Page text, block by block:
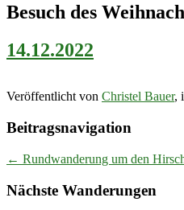
Besuch des
14.12.2022
Veröffentlicht von Christel Bauer,
Beitragsnavigation
← Rundwanderung um den
Nächste Wanderungen